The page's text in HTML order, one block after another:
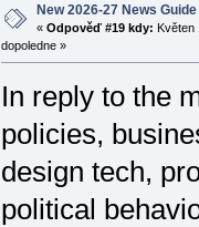
New 2026-27 News Guide
« Odpověď #19 kdy: Květen
dopoledne »
In reply to the
policies,
design tech,
political